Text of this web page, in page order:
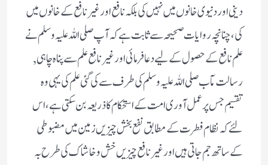
دینی اور دنیوی خانوں میں نہیں کی بلکہ نافع اور غیر نافع کے خانوں میں
کی، چنانچہ روایات صحیحہ سے ثابت ہے کہ آپ صلی اللہ علیہ وسلم نے
علم نافع کے حصول کے لیے دعا فرمائی اور غیر نافع علم سے پناہ چاہی,
رسالت مآب صلی اللہ علیہ وسلم کی طرف سے کی گئی علم کی یہی وہ
تقسیم جس پر عمل آوری امت کے استحکام کا ذریعہ بن سکتی ہے، اس
لئے کہ نظام فطرت کے مطابق نفع بخش چیزیں زمین میں مضبوطی
کے ساتھ جم جاتی ہیں اور غیر نافع چیزیں خش و خاشاک کی طرح بہ